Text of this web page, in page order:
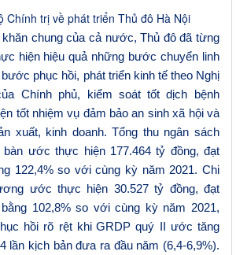
khăn chung của cả nước, Thủ đô đã từng
hiện hiệu quả những bước chuyển linh
phục hồi, phát triển kinh tếtheo Nghị
Chính phủ, kiểm soát tốtdịch bệnh
tốt nhiệm vụ đảm bảo an sinh xã hội và
xuất, kinh doanh. Tổng thu ngân sách
bàn ước thực hiện 177.464 tỷ đồng, đạt
122,4% so với cùng kỳ năm 2021. Chi
ước thực hiện 30.527 tỷ đồng, đạt
102,8% so với cùng kỳ năm 2021,
hồi rõ rệt khi GRDP quý II ước tăng
lần kịch bản đưa ra đầu năm (6,4-6,9%).